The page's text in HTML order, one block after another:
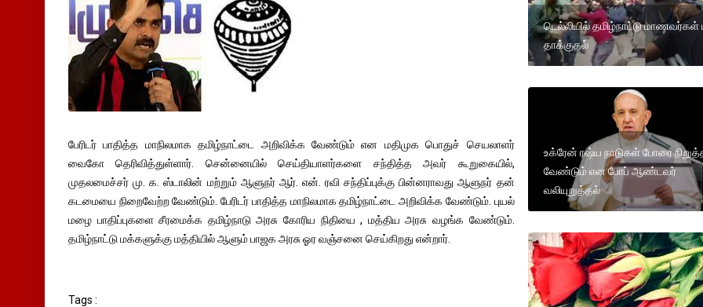
பேரிடர் பாதித்த மாநிலமாக தமிழ்நாட்டை அறிவிக்க வேண்டும் என மதிமுக பொதுச் செயலாளர்
வைகோ தெரிவித்துள்ளார். சென்னையில் செய்தியாளர்களை சந்தித்த அவர் கூறுகையில்,
முதலமைச்சர் மு. க. ஸ்டாலின் மற்றும் ஆளுநர் ஆர். என். ரவி சந்திப்புக்கு பின்னராவது ஆளுநர் தன்
கடமையை நிறைவேற்ற வேண்டும். பேரிடர் பாதித்த மாநிலமாக தமிழ்நாட்டை அறிவிக்க வேண்டும். புயல்
மழை பாதிப்புகளை சீரமைக்க தமிழ்நாடு அரசு கோரிய நிதியை , மத்திய அரசு வழங்க வேண்டும்.
தமிழ்நாட்டு மக்களுக்கு மத்தியில் ஆளும் பாஜக அரசு ஓர வஞ்சனை செய்கிறது என்றார்.
Tags :
டெல்லியில் தமிழ்நாட்டு மாணவர்கள்
தாக்குதல்
உக்ரேன் ரஷ்ய நாடுகள் போரை
வேண்டும் என போப் ஆண்டவர்
வலியுறுத்தல்